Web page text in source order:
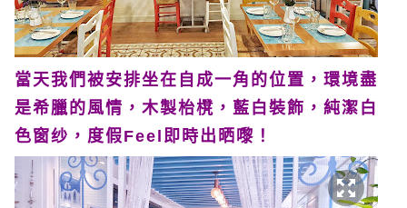
當天我們被安排坐在自成一角的位置，環境盡
是希臘的風情，木製枱櫈，藍白裝飾，純潔白
色窗纱，度假Feel即時出晒嚟！